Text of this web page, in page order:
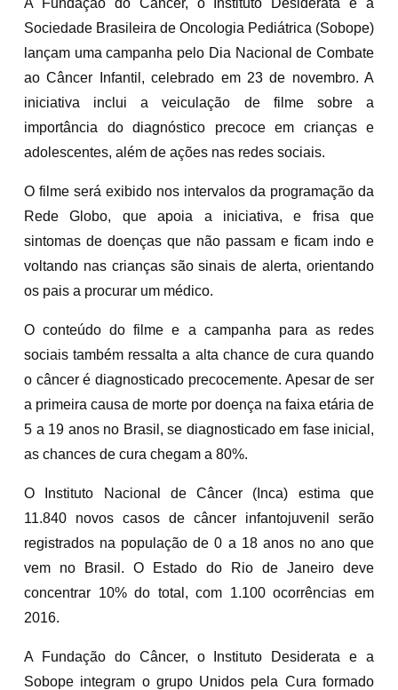
Sociedade Brasileira de Oncologia Pediátrica (Sobope)
lançam uma campanha pelo Dia Nacional de Combate
ao Câncer Infantil, celebrado em 23 de novembro. A
iniciativa inclui a veiculação de filme sobre a
importância do diagnóstico precoce em crianças e
adolescentes, além de ações nas redes sociais.
O filme será exibido nos intervalos da programação da
Rede Globo, que apoia a iniciativa, e frisa que
sintomas de doenças que não passam e ficam indo e
voltando nas crianças são sinais de alerta, orientando
os pais a procurar um médico.
O conteúdo do filme e a campanha para as redes
sociais também ressalta a alta chance de cura quando
o câncer é diagnosticado precocemente. Apesar de ser
a primeira causa de morte por doença na faixa etária de
5 a 19 anos no Brasil, se diagnosticado em fase inicial,
as chances de cura chegam a 80%.
O Instituto Nacional de Câncer (Inca) estima que
11.840 novos casos de câncer infantojuvenil serão
registrados na população de 0 a 18 anos no ano que
vem no Brasil. O Estado do Rio de Janeiro deve
concentrar 10% do total, com 1.100 ocorrências em
2016.
A Fundação do Câncer, o Instituto Desiderata e a
Sobope integram o grupo Unidos pela Cura formado